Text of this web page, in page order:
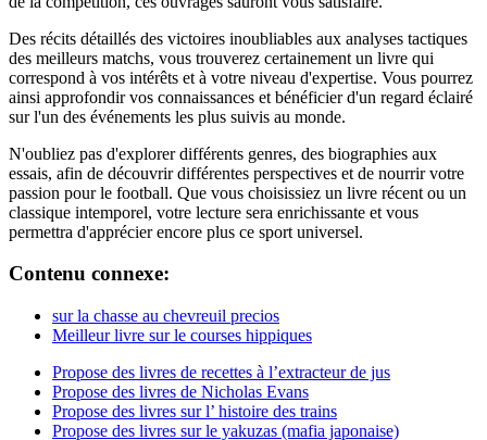
Des récits détaillés des victoires inoubliables aux analyses tactiques
des meilleurs matchs, vous trouverez certainement un livre qui
correspond à vos intérêts et à votre niveau d'expertise. Vous pourrez
ainsi approfondir vos connaissances et bénéficier d'un regard éclairé
sur l'un des événements les plus suivis au monde.
N'oubliez pas d'explorer différents genres, des biographies aux
essais, afin de découvrir différentes perspectives et de nourrir votre
passion pour le football. Que vous choisissiez un livre récent ou un
classique intemporel, votre lecture sera enrichissante et vous
permettra d'apprécier encore plus ce sport universel.
Contenu connexe:
sur la chasse au chevreuil precios
Meilleur livre sur le courses hippiques
Propose des livres de recettes à l’extracteur de jus
Propose des livres de Nicholas Evans
Propose des livres sur l’ histoire des trains
Propose des livres sur le yakuzas (mafia japonaise)